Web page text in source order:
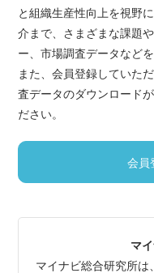
と組織生産性向上を視野
介まで、さまざまな課題
ー、市場調査データなど
また、会員登録していた
査データのダウンロード
ださい。
会員
マ
マイナビ総合研究所